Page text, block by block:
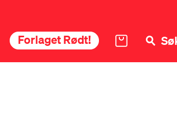
Forlaget Rødt!